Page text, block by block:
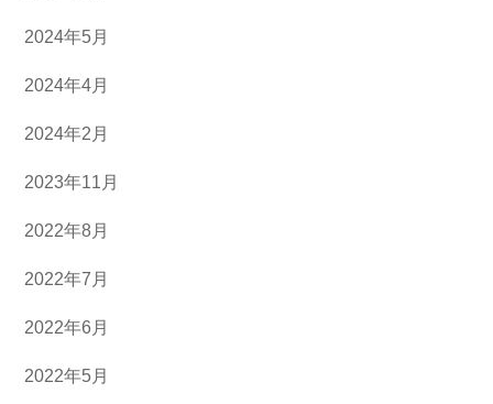
2024年5月
2024年4月
2024年2月
2023年11月
2022年8月
2022年7月
2022年6月
2022年5月